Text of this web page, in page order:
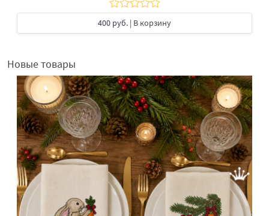
400 руб. | В корзину
Новые товары